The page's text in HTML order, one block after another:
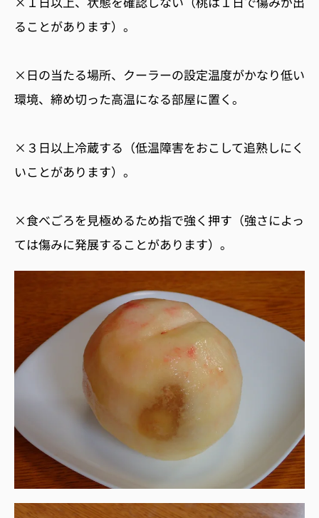
ることがあります）。
×日の当たる場所、クーラーの設定温度がかなり低い
環境、締め切った高温になる部屋に置く。
×３ 日以上冷蔵する（低温障害をおこして追熟しにく
いことがあります）。
×食べごろを見極めるため指で強く押す（強さによっ
ては傷みに発展することがあります）。